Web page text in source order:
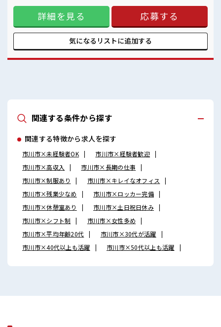
残業はほとんどありません！
事PR ≪プライベートが充実する≫ 場合によってはお願いする
こともありますが、 残業はほとんどナシ！ ≪週休2日制≫ 週
末は家族や友人と一緒にプライベート満喫！ ≪未経験OKの仕
事≫ 新しいことにチャレンジするのは不安だけど、 しっかり
働く環境が整っています！ イチからスキルUP・ステップUP
目指していきましょう！ ≪自分に向いている仕事が探せる≫
職場の雰囲気 活気あふれる20代活躍中の職場です☆ 休憩室で
詳細を見る 応募する
気になるリストに追加する
関連する条件から探す
関連する特徴から求人を探す
市川市×未経験者OK
市川市×経験者歓迎
市川市×高収入
市川市×長期の仕事
市川市×制服あり
市川市×キレイなオフィス
市川市×残業少なめ
市川市×ロッカー完備
市川市×休憩室あり
市川市×土日祝日休み
市川市×シフト制
市川市×女性多め
市川市×平均年齢20代
市川市×30代が活躍
市川市×40代以上も活躍
市川市×50代以上も活躍